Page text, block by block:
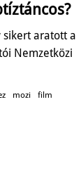
sikert aratott a
Nemzetközi
mozi film